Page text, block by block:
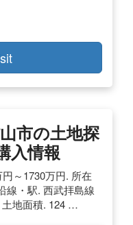
市の土地探
入情報
～1730万円. 所在
線・駅. 西武拝島線
土地面積. 124 …